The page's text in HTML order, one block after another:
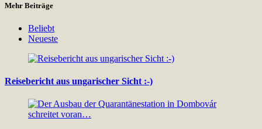
Mehr Beiträge
Beliebt
Neueste
Reisebericht aus ungarischer Sicht :-)